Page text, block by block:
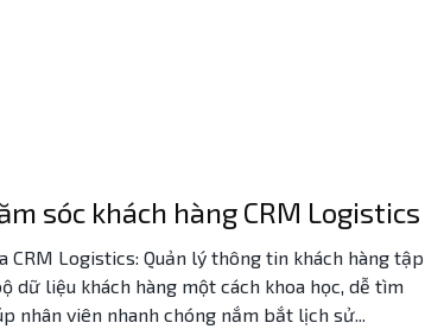
sóc khách hàng CRM Logistics
CRM Logistics: Quản lý thông tin khách hàng tập
dữ liệu khách hàng một cách khoa học, dễ tìm
nhân viên nhanh chóng nắm bắt lịch sử...